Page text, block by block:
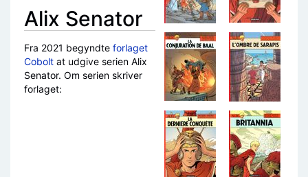
Alix Senator
Fra 2021 begyndte forlaget
Cobolt at udgive serien Alix
Senator. Om serien skriver
forlaget: